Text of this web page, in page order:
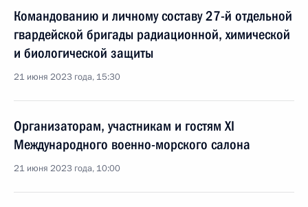
Командованию и личному составу 27-й отдельной
гвардейской бригады радиационной, химической
и биологической защиты
21 июня 2023 года, 15:30
Организаторам, участникам и гостям XI
Международного военно-морского салона
21 июня 2023 года, 10:00